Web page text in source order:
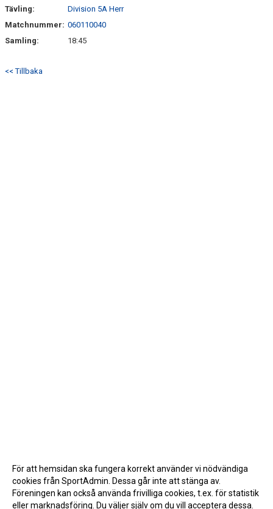
Tävling:
Division 5A Herr
Matchnummer: 060110040
Samling:
18:45
<< Tillbaka
För att hemsidan ska fungera korrekt använder vi nödvändiga
cookies från SportAdmin. Dessa går inte att stänga av.
Föreningen kan också använda frivilliga cookies, t.ex. för statistik
eller marknadsföring. Du väljer själv om du vill acceptera dessa.